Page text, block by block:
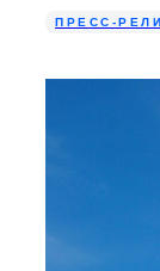
ПРЕСС-